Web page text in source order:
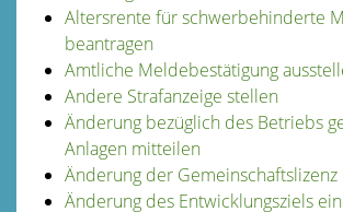
Altersrente für schwerbehinderte
beantragen
Amtliche Meldebestätigung
Andere Strafanzeige stellen
Änderung bezüglich des Betriebs
Anlagen mitteilen
Änderung der
Änderung des Entwicklungsziels